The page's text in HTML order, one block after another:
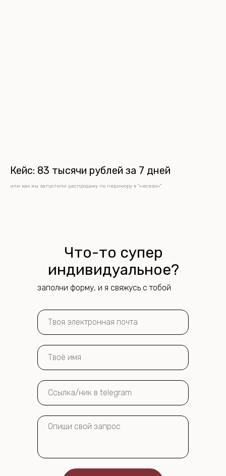
Кейс: 83 тысячи рублей за 7 дней
или как мы запустили распродажу по педикюру в "несезон"
Что-то супер
индивидуальное?
заполни форму, и я свяжусь с тобой